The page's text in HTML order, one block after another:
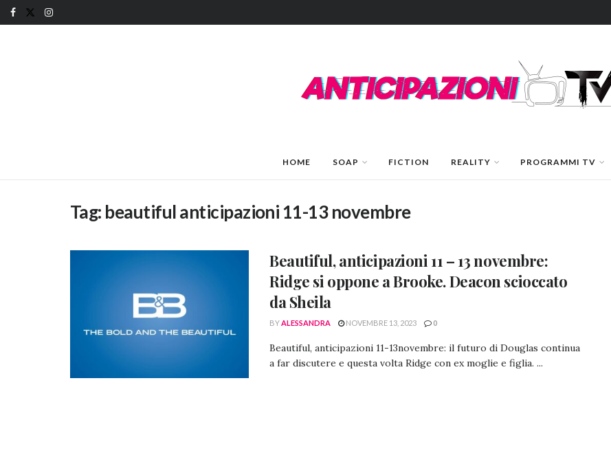
HOME SOAP FICTION REALITY PROGRAMMI TV
Tag: beautiful anticipazioni 11-13 novembre
Beautiful, anticipazioni 11 – 13 novembre:
Ridge si oppone a Brooke. Deacon scioccato
da Sheila
BYALESSANDRA NOVEMBRE 13, 2023 0
Beautiful, anticipazioni 11-13novembre: il futuro di Douglas continua
a far discutere e questa volta Ridge con ex moglie e figlia. ...